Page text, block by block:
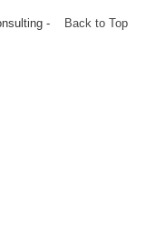
Back to Top
-